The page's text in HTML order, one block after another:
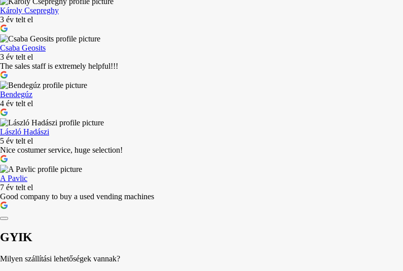
Károly Csepreghy
3 év telt el
Csaba Geosits
3 év telt el
The sales staff is extremely helpful!!!
Bendegúz
4 év telt el
László Hadászi
5 év telt el
Nice costumer service, huge selection!
A Pavlic
7 év telt el
Good company to buy a used vending machines
GYIK
Milyen szállítási lehetőségek vannak?